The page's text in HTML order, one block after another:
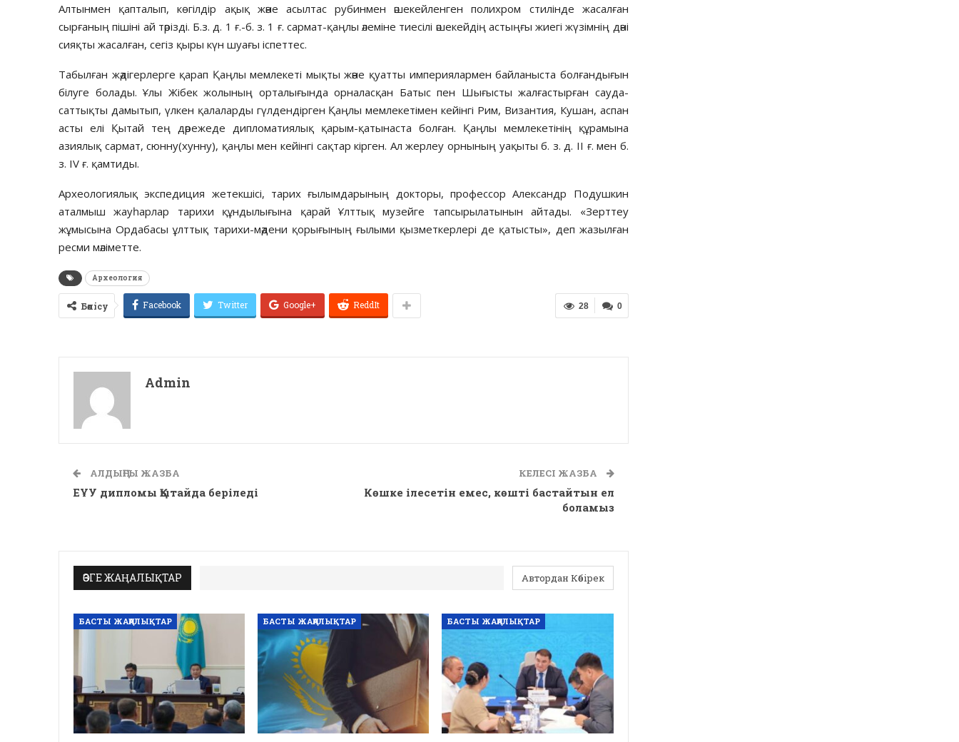
Алтынмен қапталып, көгілдір ақық және асылтас рубинмен әшекейленген полихром стилінде жасалған
сырғаның пішіні ай тәрізді. Б.з. д. 1 ғ.-б. з. 1 ғ. сармат-қаңлы әлеміне тиесілі әшекейдің астыңғы жиегі жүзімнің дәні
сияқты жасалған, сегіз қыры күн шуағы іспеттес.
Табылған жәдігерлерге қарап Қаңлы мемлекеті мықты және қуатты империялармен байланыста болғандығын
білуге болады. Ұлы Жібек жолының орталығында орналасқан Батыс пен Шығысты жалғастырған сауда-
саттықты дамытып, үлкен қалаларды гүлдендірген Қаңлы мемлекетімен кейінгі Рим, Византия, Кушан, аспан
асты елі Қытай тең дәрежеде дипломатиялық қарым-қатынаста болған. Қаңлы мемлекетінің құрамына
азиялық сармат, сюнну(хунну), қаңлы мен кейінгі сақтар кірген. Ал жерлеу орнының уақыты б. з. д. II ғ. мен б.
з. IV ғ. қамтиды.
Археологиялық экспедиция жетекшісі, тарих ғылымдарының докторы, профессор Александр Подушкин
аталмыш жауһарлар тарихи құндылығына қарай Ұлттық музейге тапсырылатынын айтады. «Зерттеу
жұмысына Ордабасы ұлттық тарихи-мәдени қорығының ғылыми қызметкерлері де қатысты», деп жазылған
ресми мәліметте.
Археология
0
28
Бөлісу Facebook Twitter Google+ ReddIt
Admin
АЛДЫҢҒЫ ЖАЗБА
ЕҰУ дипломы Қытайда беріледі
КЕЛЕСІ ЖАЗБА
Көшке ілесетін емес, көшті бастайтын ел
боламыз
ӨЗГЕ ЖАҢАЛЫҚТАР Автордан Көбірек
БАСТЫ ЖАҢАЛЫҚТАР БАСТЫ ЖАҢАЛЫҚТАР БАСТЫ ЖАҢАЛЫҚТАР